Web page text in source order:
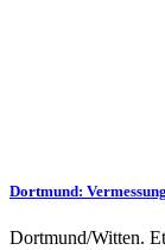
Dortmund:
Dortmund/Witten.